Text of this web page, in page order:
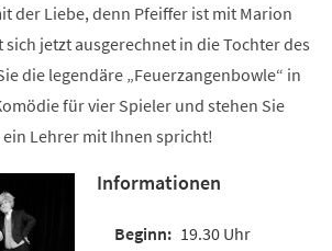
der Liebe, denn Pfeiffer ist mit Marion
jetzt ausgerechnet in die Tochter des
die legendäre „Feuerzangenbowle“ in
für vier Spieler und stehen Sie
Lehrer mit Ihnen spricht!
Informationen
19.30 Uhr